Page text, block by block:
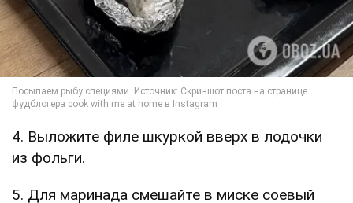
4. Выложите филе шкуркой вверх в лодочки
из фольги.
5. Для маринада смешайте в миске соевый